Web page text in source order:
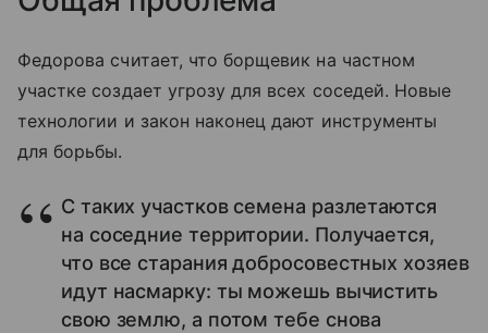
Федорова считает, что борщевик на частном
участке создает угрозу для всех соседей. Новые
технологии и закон наконец дают инструменты
для борьбы.
С таких участков семена разлетаются
на соседние территории. Получается,
что все старания добросовестных хозяев
идут насмарку: ты можешь вычистить
свою землю, а потом тебе снова